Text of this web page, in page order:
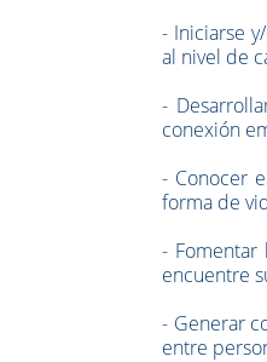
- Iniciarse
al nivel de
-
conexión
- Conocer
forma de
-
encuentre
- Generar
entre